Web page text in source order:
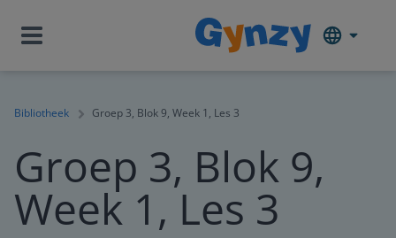
Bibliotheek Groep 3, Blok 9, Week 1, Les 3
Groep 3, Blok 9,
Week 1, Les 3